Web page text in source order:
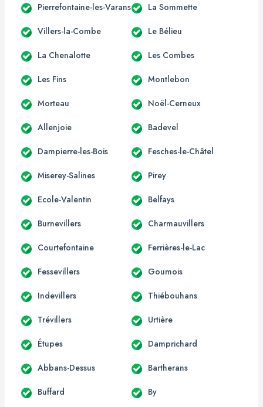
Pierrefontaine-les-Varans La Sommette
Villers-la-Combe Le Bélieu
La Chenalotte Les Combes
Les Fins Montlebon
Morteau Noël-Cerneux
Allenjoie Badevel
Dampierre-les-Bois Fesches-le-Châtel
Miserey-Salines Pirey
Ecole-Valentin Belfays
Burnevillers Charmauvillers
Courtefontaine Ferrières-le-Lac
Fessevillers Goumois
Indevillers Thiébouhans
Trévillers Urtière
Étupes Damprichard
Abbans-Dessus Bartherans
Buffard By